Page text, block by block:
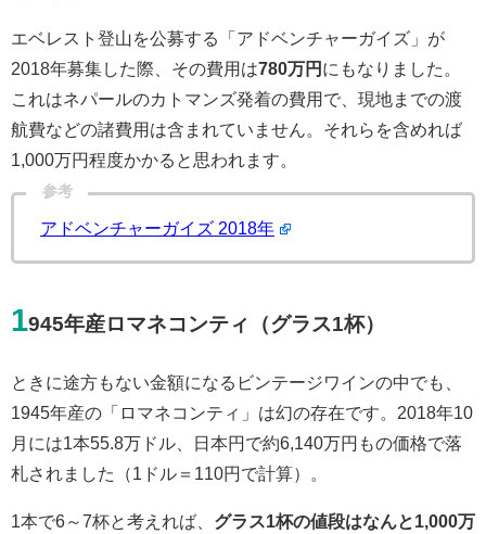
エベレスト登山を公募する「アドベンチャーガイズ」が
2018年募集した際、その費用は780万円 にもなりました。
これはネパールのカトマンズ発着の費用で、現地までの渡
航費などの諸費用は含まれていません。それらを含めれば
1,000万円程度かかると思われます。
参考
アドベンチャーガイズ 2018年
1945年産ロマネコンティ（グラス1杯）
ときに途方もない金額になるビンテージワインの中でも、
1945年産の「ロマネコンティ」は幻の存在です。2018年10
月には1本55.8万ドル、日本円で約6,140万円もの価格で落
札されました（1ドル＝110円で計算）。
1本で6～7杯と考えれば、 グラス1杯の値段はなんと1,000万